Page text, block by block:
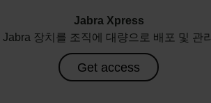
Jabra Xpress
Jabra 장치를 조직에 대량으로 배포 및 관리
Get access